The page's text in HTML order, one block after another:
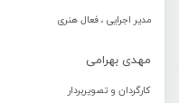
مدیر اجرایی ، فعال هنری
مهدی بهرامی
کارگردان و تصویربردار